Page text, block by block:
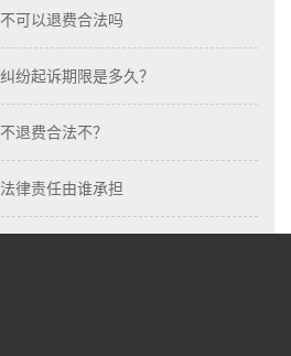
可以退费合法吗
纷起诉期限是多久？
退费合法不？
律责任由谁承担